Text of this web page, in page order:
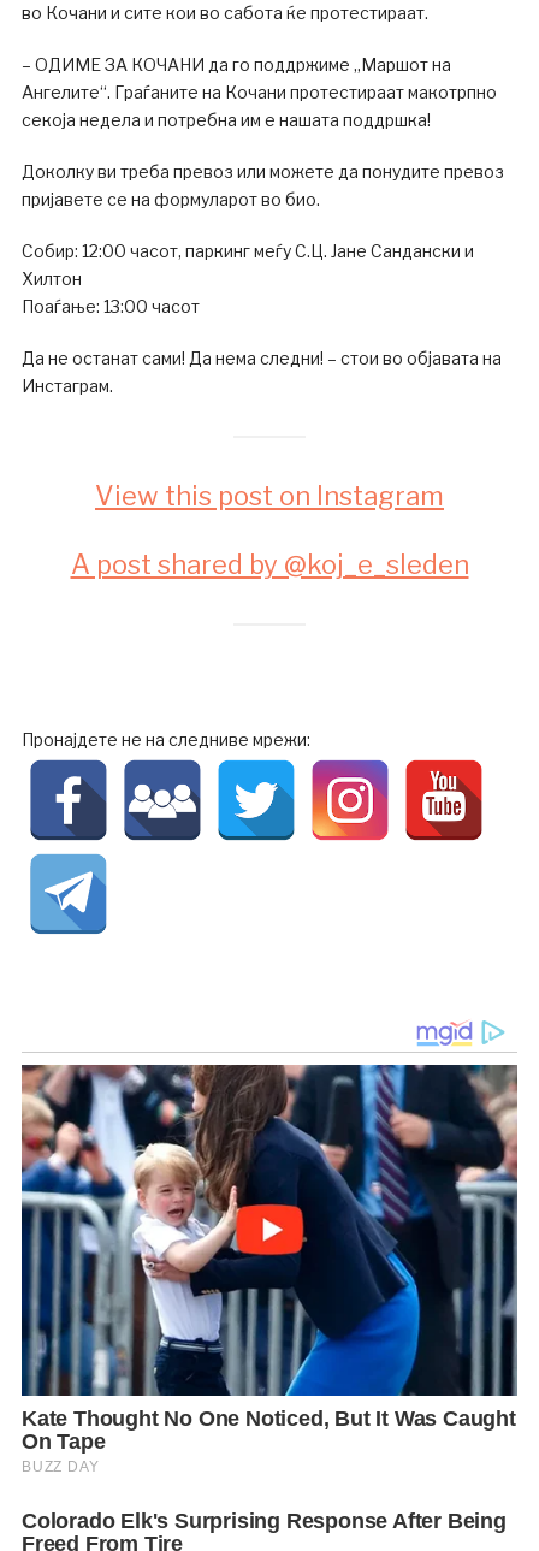
во Кочани и сите кои во сабота ќе протестираат.
– ОДИМЕ ЗА КОЧАНИ да го поддржиме „Маршот на
Ангелите“. Граѓаните на Кочани протестираат макотрпно
секоја недела и потребна им е нашата поддршка!
Доколку ви треба превоз или можете да понудите превоз
пријавете се на формуларот во био.
Собир: 12:00 часот, паркинг меѓу С.Ц. Јане Сандански и
Хилтон
Поаѓање: 13:00 часот
Да не останат сами! Да нема следни! – стои во објавата на
Инстаграм.
View this post on Instagram
A post shared by @koj_e_sleden
Пронајдете не на следниве мрежи: